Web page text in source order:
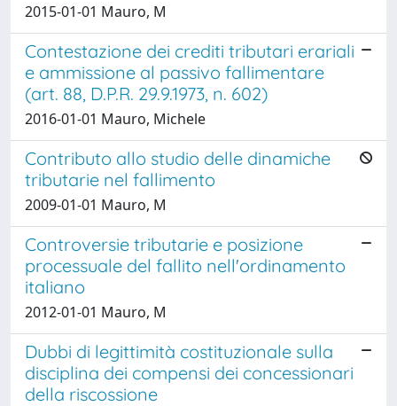
2015-01-01 Mauro, M
Contestazione dei crediti tributari erariali
e ammissione al passivo fallimentare
(art. 88, D.P.R. 29.9.1973, n. 602)
2016-01-01 Mauro, Michele
Contributo allo studio delle dinamiche
tributarie nel fallimento
2009-01-01 Mauro, M
Controversie tributarie e posizione
processuale del fallito nell'ordinamento
italiano
2012-01-01 Mauro, M
Dubbi di legittimità costituzionale sulla
disciplina dei compensi dei concessionari
della riscossione